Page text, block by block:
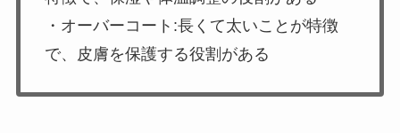
・オーバーコート:長くて太いことが特徴
で、皮膚を保護する役割がある